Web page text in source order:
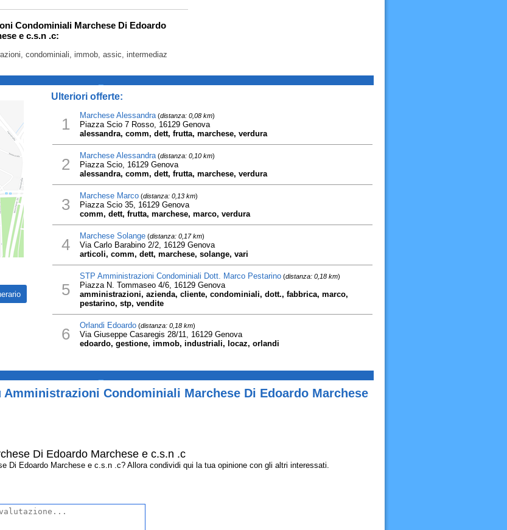
Condominiali Marchese Di Edoardo
e c.s.n .c:
condominiali, immob, assic, intermediaz
Ulteriori offerte:
1 Marchese Alessandra(distanza: 0,08 km)
Piazza Scio 7 Rosso, 16129 Genova
alessandra, comm, dett, frutta, marchese, verdura
2 Marchese Alessandra(distanza: 0,10 km)
Piazza Scio, 16129 Genova
alessandra, comm, dett, frutta, marchese, verdura
3 Marchese Marco(distanza: 0,13 km)
Piazza Scio 35, 16129 Genova
comm, dett, frutta, marchese, marco, verdura
4 Marchese Solange(distanza: 0,17 km)
Via Carlo Barabino 2/2, 16129 Genova
articoli, comm, dett, marchese, solange, vari
5
STP Amministrazioni Condominiali Dott. Marco Pestarino(distanza: 0,18 km)
Piazza N. Tommaseo 4/6, 16129 Genova
amministrazioni, azienda, cliente, condominiali, dott., fabbrica, marco,
pestarino, stp, vendite
6 Orlandi Edoardo(distanza: 0,18 km)
Via Giuseppe Casaregis 28/11, 16129 Genova
edoardo, gestione, immob, industriali, locaz, orlandi
Amministrazioni Condominiali Marchese Di Edoardo Marchese
Di Edoardo Marchese e c.s.n .c
Di Edoardo Marchese e c.s.n .c? Allora condividi qui la tua opinione con gli altri interessati.